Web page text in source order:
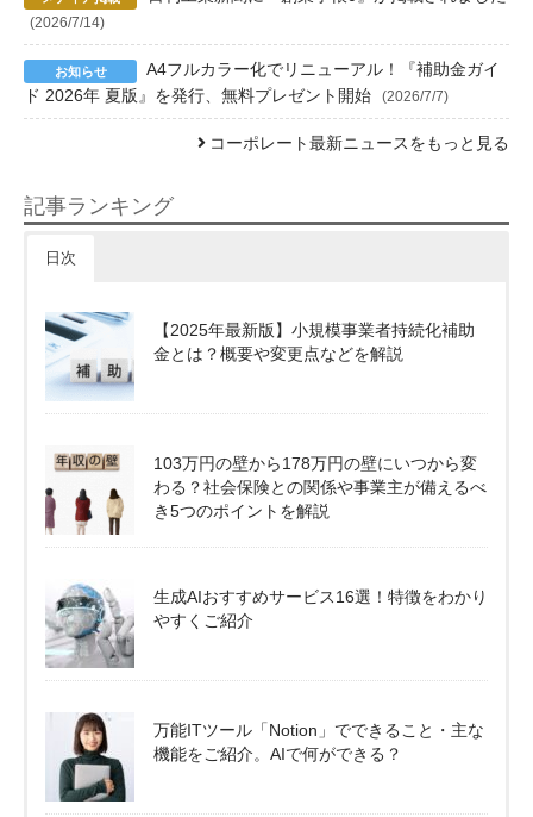
(2026/7/14)
A4フルカラー化でリニューアル！『補助金ガイ
ド 2026年 夏版』を発行、無料プレゼント開始
(2026/7/7)
コーポレート最新ニュースをもっと見る
記事ランキング
日次
【2025年最新版】小規模事業者持続化補助
金とは？概要や変更点などを解説
103万円の壁から178万円の壁にいつから変
わる？社会保険との関係や事業主が備えるべ
き5つのポイントを解説
生成AIおすすめサービス16選！特徴をわかり
やすくご紹介
万能ITツール「Notion」でできること・主な
機能をご紹介。AIで何ができる？